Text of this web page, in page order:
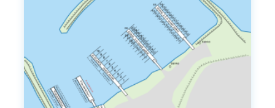
muunnelma.
tuotteen
sivulla.